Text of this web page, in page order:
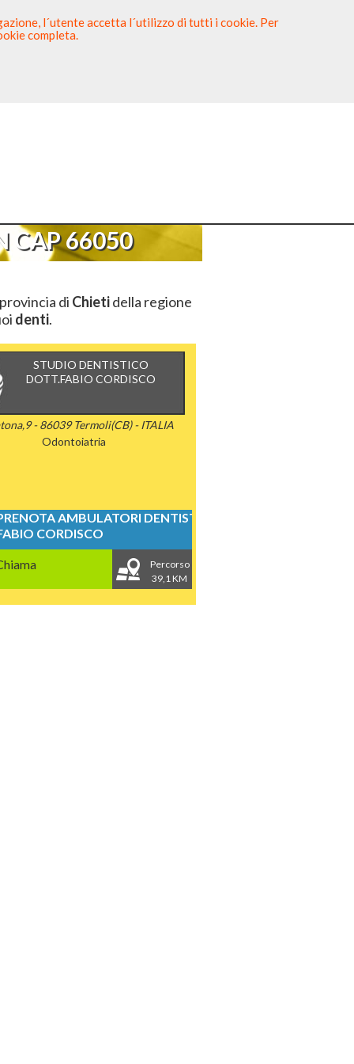
CAP 66050
di Chietidella regione
denti.
STUDIO DENTISTICO
DOTT.FABIO CORDISCO
- 86039 Termoli(CB) - ITALIA
Odontoiatria
AMBULATORI DENTISTICI
CORDISCO
Percorso
39,1 KM
l´utente accetta l´utilizzo di tutti i cookie. Per
completa.